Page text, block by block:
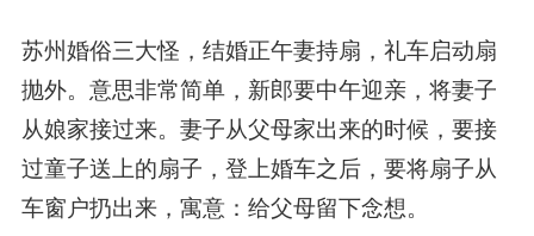
苏州婚俗三大怪，结婚正午妻持扇，礼车启动扇
抛外。意思非常简单，新郎要中午迎亲，将妻子
从娘家接过来。妻子从父母家出来的时候，要接
过童子送上的扇子，登上婚车之后，要将扇子从
车窗户扔出来，寓意：给父母留下念想。